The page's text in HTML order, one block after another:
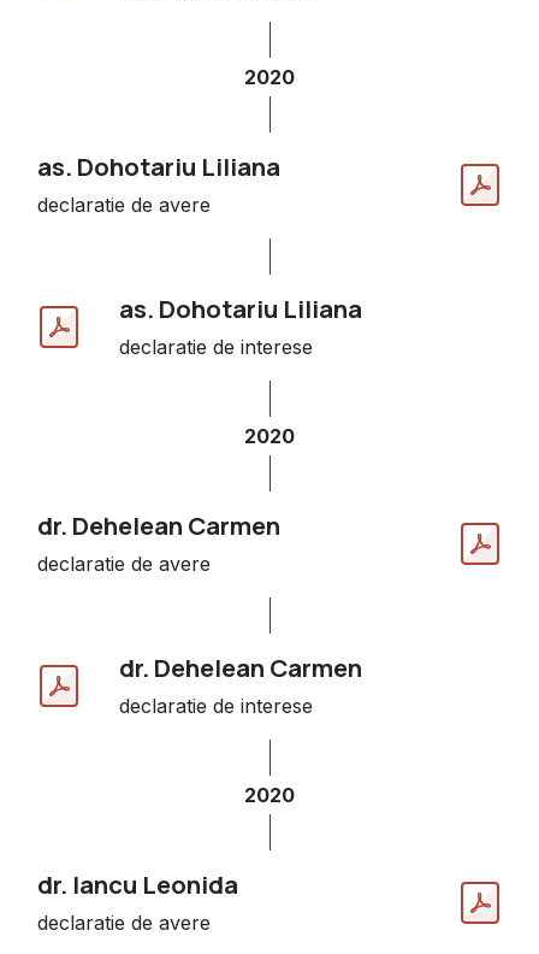
2020
as. Dohotariu Liliana
declaratie de avere
as. Dohotariu Liliana
declaratie de interese
2020
dr. Dehelean Carmen
declaratie de avere
dr. Dehelean Carmen
declaratie de interese
2020
dr. Iancu Leonida
declaratie de avere